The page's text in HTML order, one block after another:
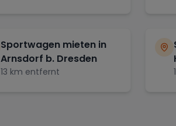
Sportwagen mieten in
Arnsdorf b. Dresden
13 km entfernt